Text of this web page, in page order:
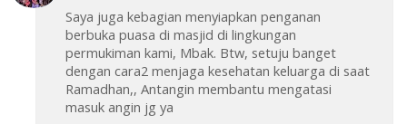
Saya juga kebagian menyiapkan penganan
berbuka puasa di masjid di lingkungan
permukiman kami, Mbak. Btw, setuju banget
dengan cara2 menjaga kesehatan keluarga di saat
Ramadhan,, Antangin membantu mengatasi
masuk angin jg ya